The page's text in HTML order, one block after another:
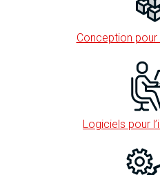
Conception pour
Logiciels pour